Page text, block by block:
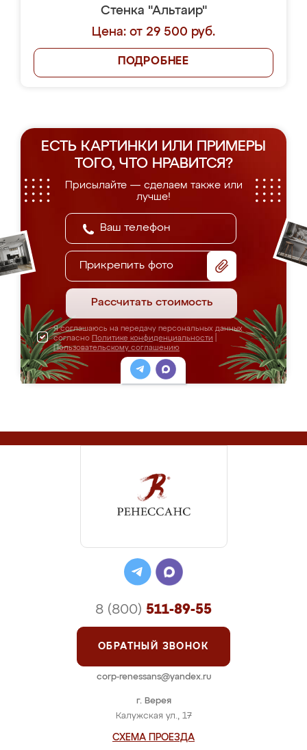
Стенка "Альтаир"
Цена: от 29 500 руб.
ПОДРОБНЕЕ
ЕСТЬ КАРТИНКИ ИЛИ ПРИМЕРЫ
ТОГО, ЧТО НРАВИТСЯ?
Присылайте — сделаем также или
лучше!
Прикрепить фото
Рассчитать стоимость
Я соглашаюсь на передачу персональных данных
согласно Политике конфиденциальности
Пользовательскому соглашению
г. Верея
Калужская ул., 17
СХЕМА ПРОЕЗДА
8 (800) 511-89-55
ОБРАТНЫЙ ЗВОНОК
corp-renessans@yandex.ru